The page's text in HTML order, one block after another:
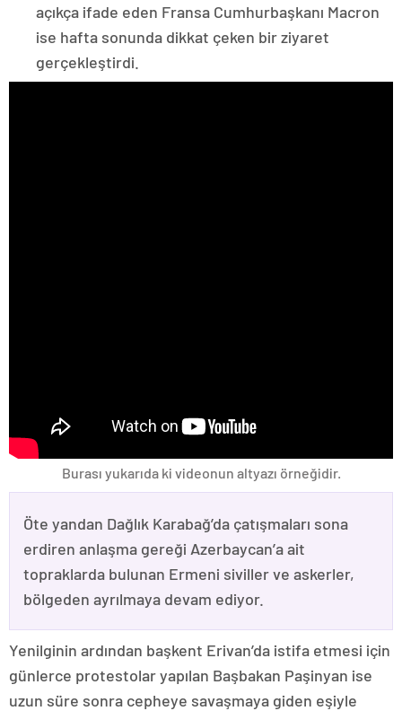
açıkça ifade eden Fransa Cumhurbaşkanı Macron
ise hafta sonunda dikkat çeken bir ziyaret
gerçekleştirdi.
Burası yukarıda ki videonun altyazı örneğidir.
Öte yandan Dağlık Karabağ’da çatışmaları sona
erdiren anlaşma gereği Azerbaycan’a ait
topraklarda bulunan Ermeni siviller ve askerler,
bölgeden ayrılmaya devam ediyor.
Yenilginin ardından başkent Erivan’da istifa etmesi için
günlerce protestolar yapılan Başbakan Paşinyan ise
uzun süre sonra cepheye savaşmaya giden eşiyle